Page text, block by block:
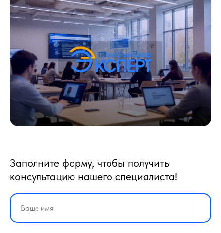
Заполните форму, чтобы получить
консультацию нашего специалиста!